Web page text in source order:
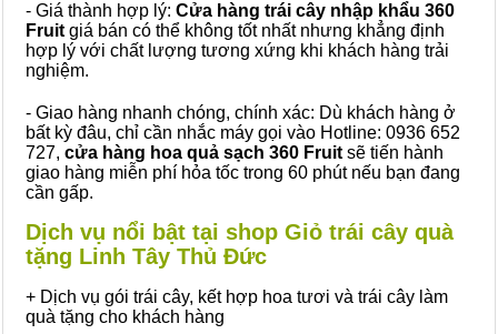
- Giá thành hợp lý: Cửa hàng trái cây nhập khẩu 360
Fruit giá bán có thể không tốt nhất nhưng khẳng định
hợp lý với chất lượng tương xứng khi khách hàng trải
nghiệm.
- Giao hàng nhanh chóng, chính xác: Dù khách hàng ở
bất kỳ đâu, chỉ cần nhắc máy gọi vào Hotline: 0936 652
727, cửa hàng hoa quả sạch 360 Fruit sẽ tiến hành
giao hàng miễn phí hỏa tốc trong 60 phút nếu bạn đang
cần gấp.
Dịch vụ nổi bật tại shop Giỏ trái cây quà
tặng Linh Tây Thủ Đức
+ Dịch vụ gói trái cây, kết hợp hoa tươi và trái cây làm
quà tặng cho khách hàng